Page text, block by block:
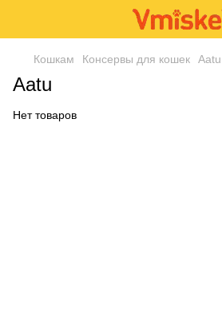
Кошкам Консервы для кошек Aatu
Aatu
Нет товаров